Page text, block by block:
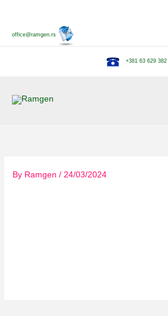
content
office@ramgen.rs
+381 63 629 382
By Ramgen/ 24/03/2024